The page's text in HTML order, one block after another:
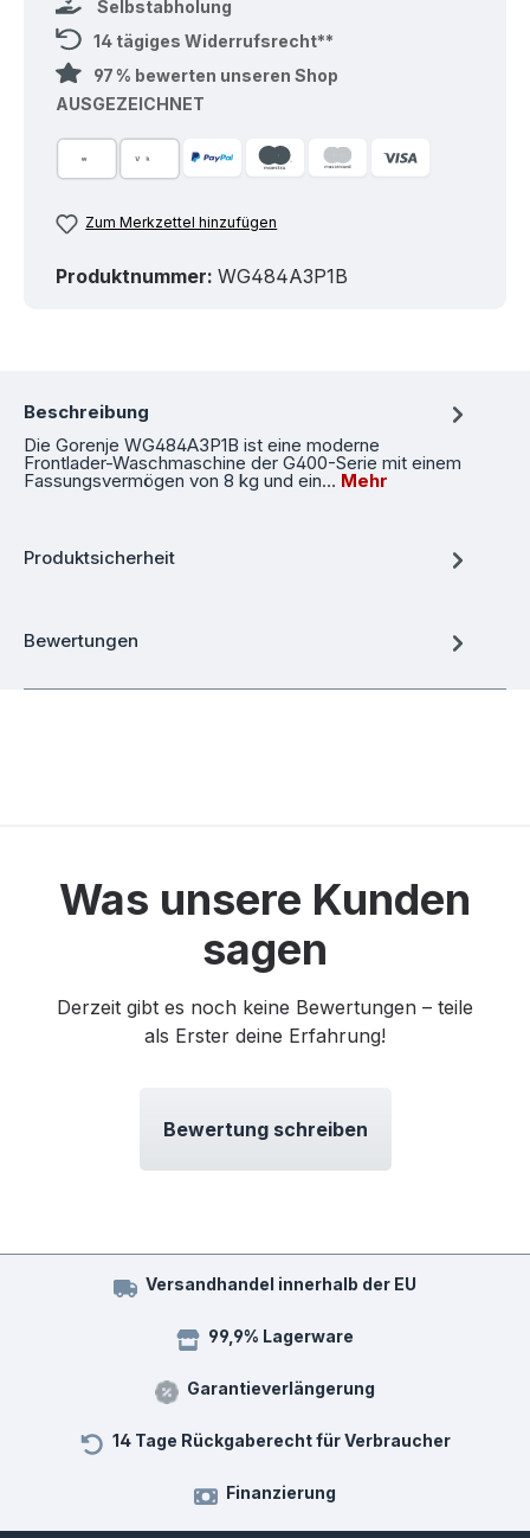
Selbstabholung
14 tägiges Widerrufsrecht**
97 % bewerten unseren Shop
AUSGEZEICHNET
Zum Merkzettel hinzufügen
Produktnummer: WG484A3P1B
Beschreibung
Die Gorenje WG484A3P1B ist eine moderne
Frontlader-Waschmaschine der G400-Serie mit einem
Fassungsvermögen von 8 kg und ein… Mehr
Produktsicherheit
Bewertungen
Was unsere Kunden
sagen
Derzeit gibt es noch keine Bewertungen – teile
als Erster deine Erfahrung!
Bewertung schreiben
Versandhandel innerhalb der EU
99,9% Lagerware
Garantieverlängerung
14 Tage Rückgaberecht für Verbraucher
Finanzierung